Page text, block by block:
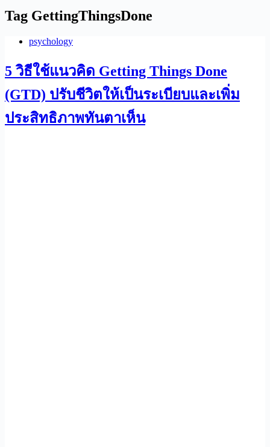
Tag GettingThingsDone
psychology
5 วิธีใช้แนวคิด Getting Things Done
(GTD) ปรับชีวิตให้เป็นระเบียบและเพิ่ม
ประสิทธิภาพทันตาเห็น